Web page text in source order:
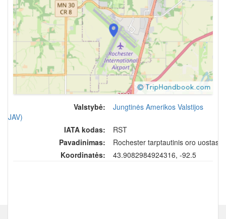
Valstybė:
Jungtinės Amerikos Valstijos
(JAV)
IATA kodas:
RST
Pavadinimas:
Rochester tarptautinis oro uostas
Koordinatės:
43.9082984924316, -92.5